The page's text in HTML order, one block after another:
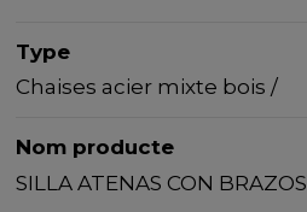
Type
Chaises acier mixte bois /
Nom producte
SILLA ATENAS CON BRAZOS